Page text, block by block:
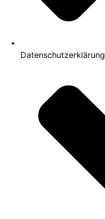
Datenschutzerklärung